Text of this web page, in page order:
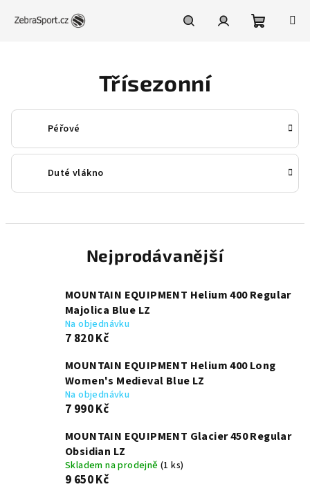
Třísezonní
Péřové
Duté vlákno
Nejprodávanější
MOUNTAIN EQUIPMENT Helium 400 Regular
Majolica Blue LZ
Na objednávku
7 820 Kč
MOUNTAIN EQUIPMENT Helium 400 Long
Women's Medieval Blue LZ
Na objednávku
7 990 Kč
MOUNTAIN EQUIPMENT Glacier 450 Regular
Obsidian LZ
Skladem na prodejně(1 ks)
9 650 Kč